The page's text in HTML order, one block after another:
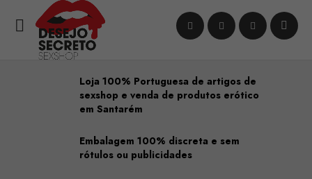

Loja 100% Portuguesa de artigos de
sexshop e venda de produtos erótico
em Santarém
Embalagem 100% discreta e sem
rótulos ou publicidades